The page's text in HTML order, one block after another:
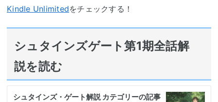
Kindle Unlimitedをチェックする！
シュタインズゲート第1期全話解
説を読む